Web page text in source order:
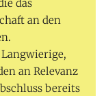
das
an den
Langwierige,
an Relevanz
bereits